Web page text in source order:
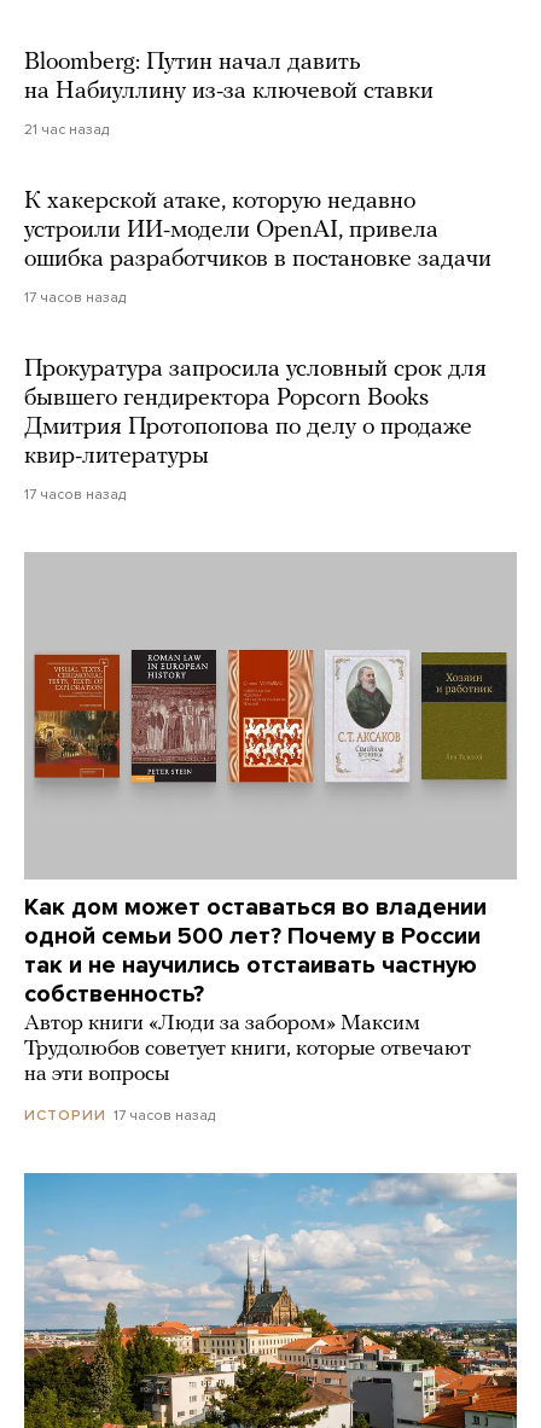
Bloomberg: Путин начал давить
на Набиуллину из-за ключевой ставки
21 час назад
К хакерской атаке, которую недавно
устроили ИИ-модели OpenAI, привела
ошибка разработчиков в постановке задачи
17 часов назад
Прокуратура запросила условный срок для
бывшего гендиректора Popcorn Books
Дмитрия Протопопова по делу о продаже
квир-литературы
17 часов назад
Как дом может оставаться во владении
одной семьи 500 лет? Почему в России
так и не научились отстаивать частную
собственность?
Автор книги «Люди за забором» Максим
Трудолюбов советует книги, которые отвечают
на эти вопросы
ИСТОРИИ 17 часов назад